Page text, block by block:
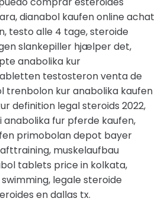
dianabol kaufen online achat
testo alle 4 tage, steroide
slankepiller hjælper det,
anabolika kur
testosteron venta de
trenbolon kur anabolika kaufen
definition legal steroids 2022,
fur pferde kaufen,
primobolan depot bayer
muskelaufbau
tablets price in kolkata,
legale steroide
en dallas tx.